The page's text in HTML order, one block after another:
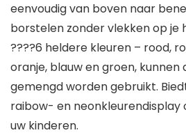
eenvoudig van boven naar
borstelen zonder vlekken op je
????6 heldere kleuren – rood,
oranje, blauw en groen, kunnen
gemengd worden gebruikt.
raibow- en neonkleurendisplay
uw kinderen.